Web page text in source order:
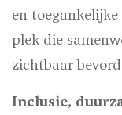
en
plek die
zichtbaar
Inclusie,